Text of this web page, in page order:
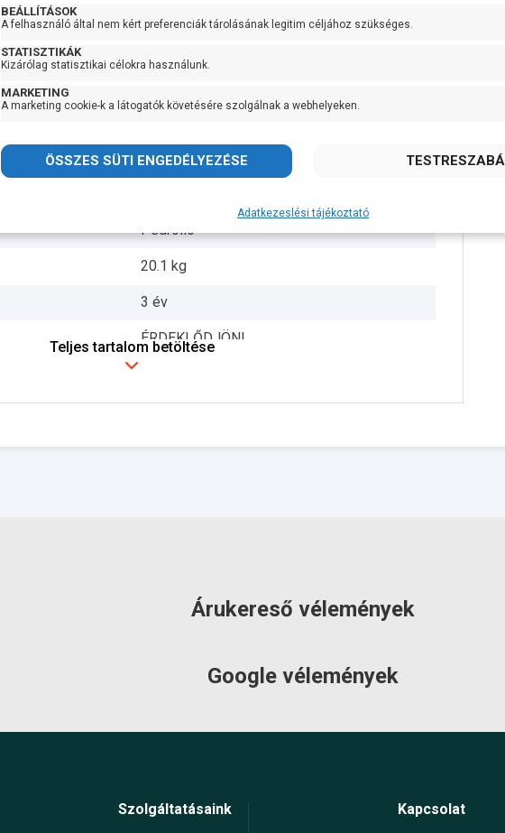
IPX4
Pedrollo
20.1 kg
3 év
ÉRDEKLŐDJÖN!
Teljes tartalom betöltése
Árukereső vélemények
Google vélemények
Szolgáltatásaink Kapcsolat
BEÁLLÍTÁSOK
A felhasználó által nem kért preferenciák tárolásának legitim céljához szükséges.
STATISZTIKÁK
Kizárólag statisztikai célokra használunk.
MARKETING
A marketing cookie-k a látogatók követésére szolgálnak a webhelyeken.
Adatkezeslési tájékoztató